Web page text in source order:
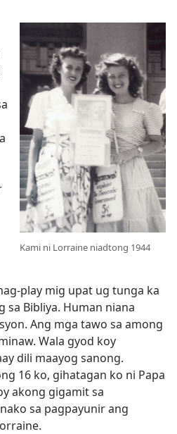
Kami ni Lorraine niadtong 1944
play mig upat ug tunga ka
Bibliya. Human niana
Ang mga tawo sa among
Wala gyod koy
dili maayog sanong.
16 ko, gihatagan ko ni Papa
akong gigamit sa
sa pagpayunir ang